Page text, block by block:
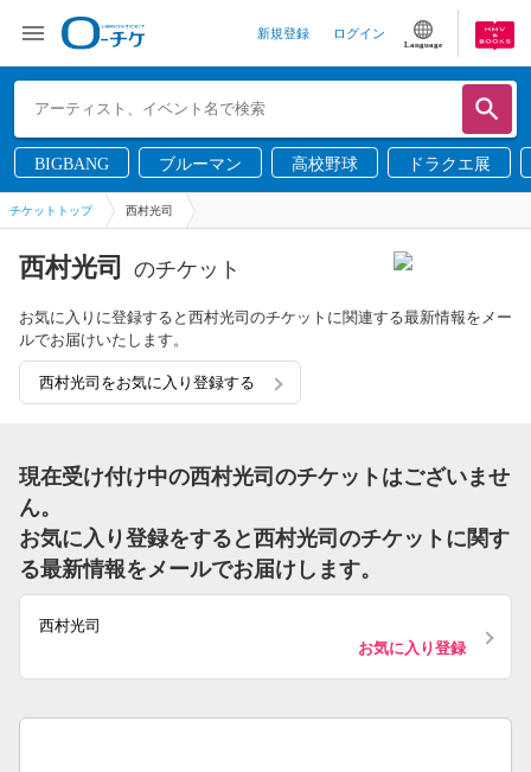
新規登録 ログイン
Language
BIGBANG ブルーマン 高校野球 ドラクエ展
チケットトップ 西村光司
西村光司 のチケット
お気に入りに登録すると西村光司のチケットに関連する最新情報をメー
ルでお届けいたします。
西村光司をお気に入り登録する
現在受け付け中の西村光司のチケットはございませ
ん。
お気に入り登録をすると西村光司のチケットに関す
る最新情報をメールでお届けします。
西村光司
お気に入り登録